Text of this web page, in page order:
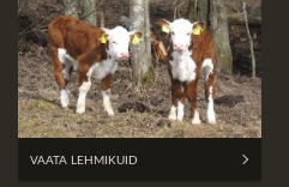
VAATA LEHMIKUID